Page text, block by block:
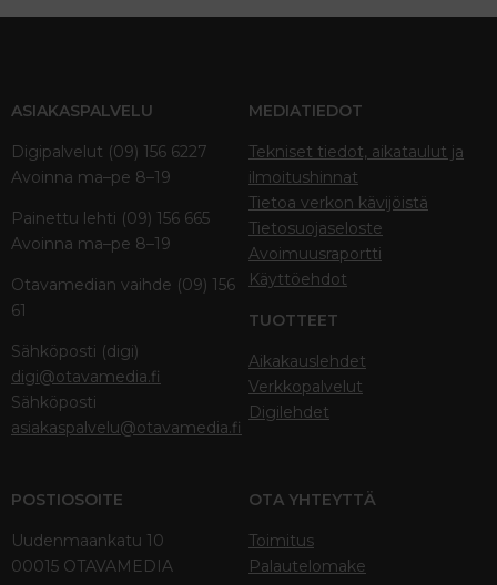
ASIAKASPALVELU
Digipalvelut (09) 156 6227
Avoinna ma–pe 8–19
Painettu lehti (09) 156 665
Avoinna ma–pe 8–19
Otavamedian vaihde (09) 156
61
Sähköposti (digi)
digi@otavamedia.fi
Sähköposti
asiakaspalvelu@otavamedia.fi
MEDIATIEDOT
Tekniset tiedot, aikataulut ja
ilmoitushinnat
Tietoa verkon kävijöistä
Tietosuojaseloste
Avoimuusraportti
Käyttöehdot
TUOTTEET
Aikakauslehdet
Verkkopalvelut
Digilehdet
POSTIOSOITE
Uudenmaankatu 10
00015 OTAVAMEDIA
OTA YHTEYTTÄ
Toimitus
Palautelomake